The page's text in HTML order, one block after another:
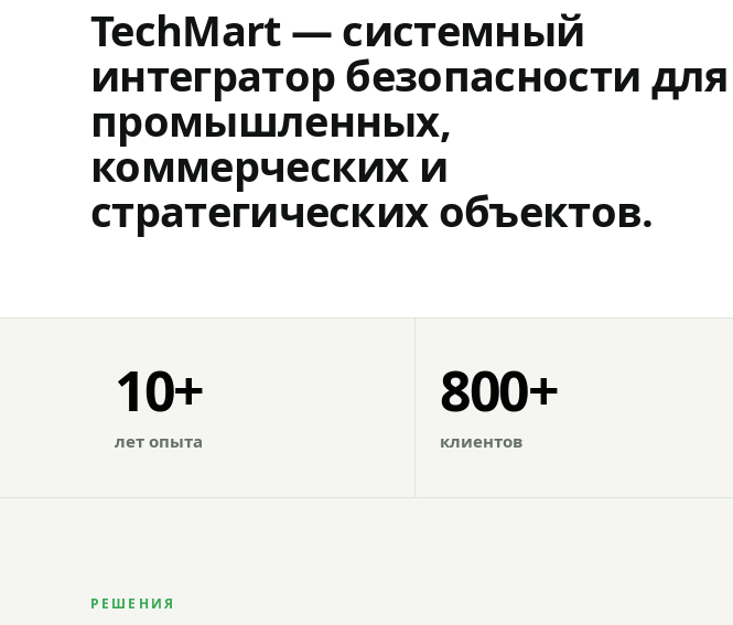
TechMart — системный
интегратор безопасности для
промышленных,
коммерческих и
стратегических объектов.
10+
лет опыта
800+
клиентов
РЕШЕНИЯ